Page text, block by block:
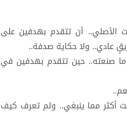
الأصلي.. أن تتقدم بهدفين على
عادي.. ولا حكاية صدفة..
صنعته.. حين تتقدم بهدفين في
أكثر مما ينبغي.. ولم تعرف كيف